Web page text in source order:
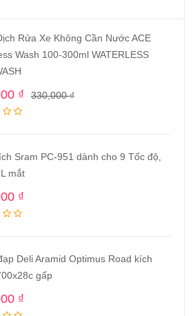
Rửa Xe Không Cần Nước ACE
Wash 100-300ml WATERLESS
330,000₫
₫
Sram PC-951 dành cho 9 Tốc độ,
mắt
₫
Deli Aramid Optimus Road kích
gấp
₫